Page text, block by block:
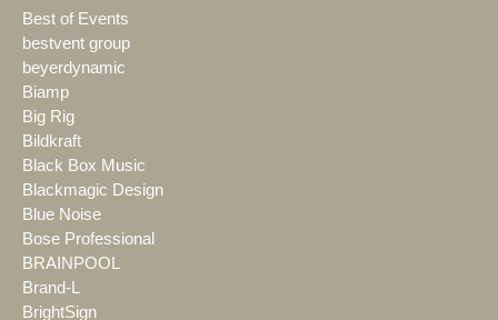
Best of Events
bestvent group
beyerdynamic
Biamp
Big Rig
Bildkraft
Black Box Music
Blackmagic Design
Blue Noise
Bose Professional
BRAINPOOL
Brand-L
BrightSign